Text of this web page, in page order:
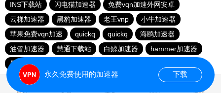
INS下载站
闪电猫加速器
免费vqn加速外网安卓
云梯加速器
黑豹加速器 老王vnp
小牛加速器
苹果免费vqn加速
quickq quickq
海鸥加速器
油管加速器
慧通下载站 白鲸加速器
hammer加速器
暴雪加速器vp
永久免费使用的加速器 下载